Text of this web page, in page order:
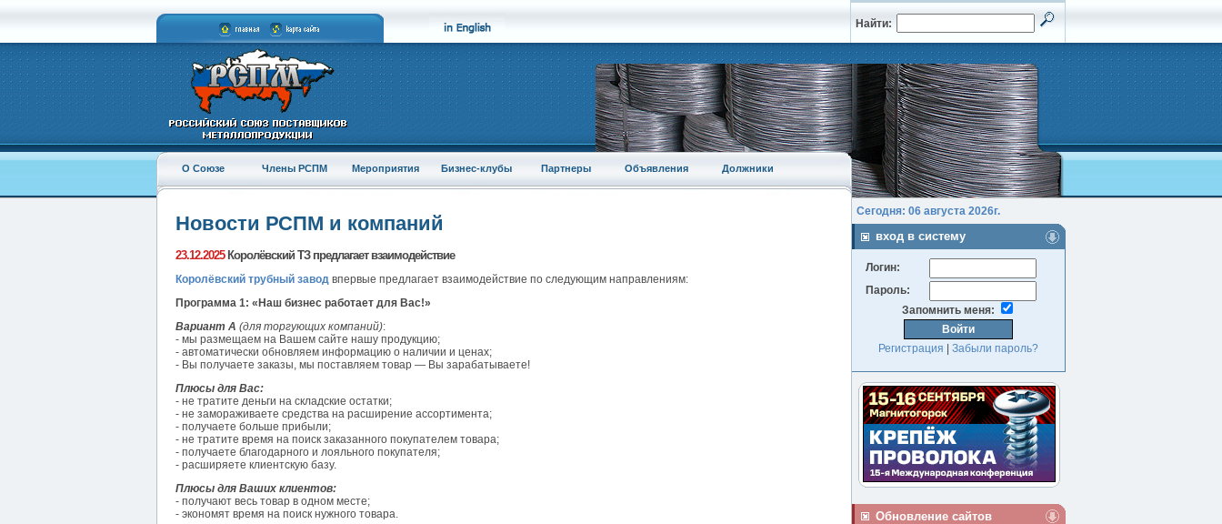
Найти:
О Союзе Члены РСПМ Мероприятия Бизнес-клубы Партнеры Объявления Должники
Новости РСПМ и компаний
23.12.2025Королёвский ТЗ предлагает взаимодействие
Королёвский трубный завод впервые предлагает взаимодействие по следующим направлениям:
Программа 1: «Наш бизнес работает для Вас!»
Вариант А (для торгующих компаний):
- мы размещаем на Вашем сайте нашу продукцию;
- автоматически обновляем информацию о наличии и ценах;
- Вы получаете заказы, мы поставляем товар — Вы зарабатываете!
Плюсы для Вас:
- не тратите деньги на складские остатки;
- не замораживаете средства на расширение ассортимента;
- получаете больше прибыли;
- не тратите время на поиск заказанного покупателем товара;
- получаете благодарного и лояльного покупателя;
- расширяете клиентскую базу.
Плюсы для Ваших клиентов:
- получают весь товар в одном месте;
- экономят время на поиск нужного товара.
Сегодня: 06 августа 2026г.
вход в систему
Логин:
Пароль:
Запомнить меня:
Регистрация Забыли пароль?
Обновление сайтов